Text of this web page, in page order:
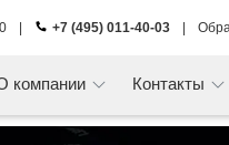
+7 (495) 011-40-03
компании Контакты